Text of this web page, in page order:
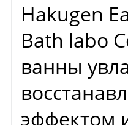
Hakugen
Bath labo
ванны
эффектом